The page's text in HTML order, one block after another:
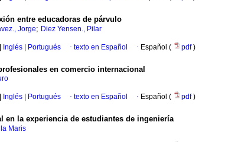
entre educadoras de párvulo
Jorge; Diez Yensen., Pilar
Inglés Portugués · texto en Español · Español ( pdf)
en comercio internacional
Inglés Portugués · texto en Español · Español ( pdf)
en la experiencia de estudiantes de ingeniería
Maris